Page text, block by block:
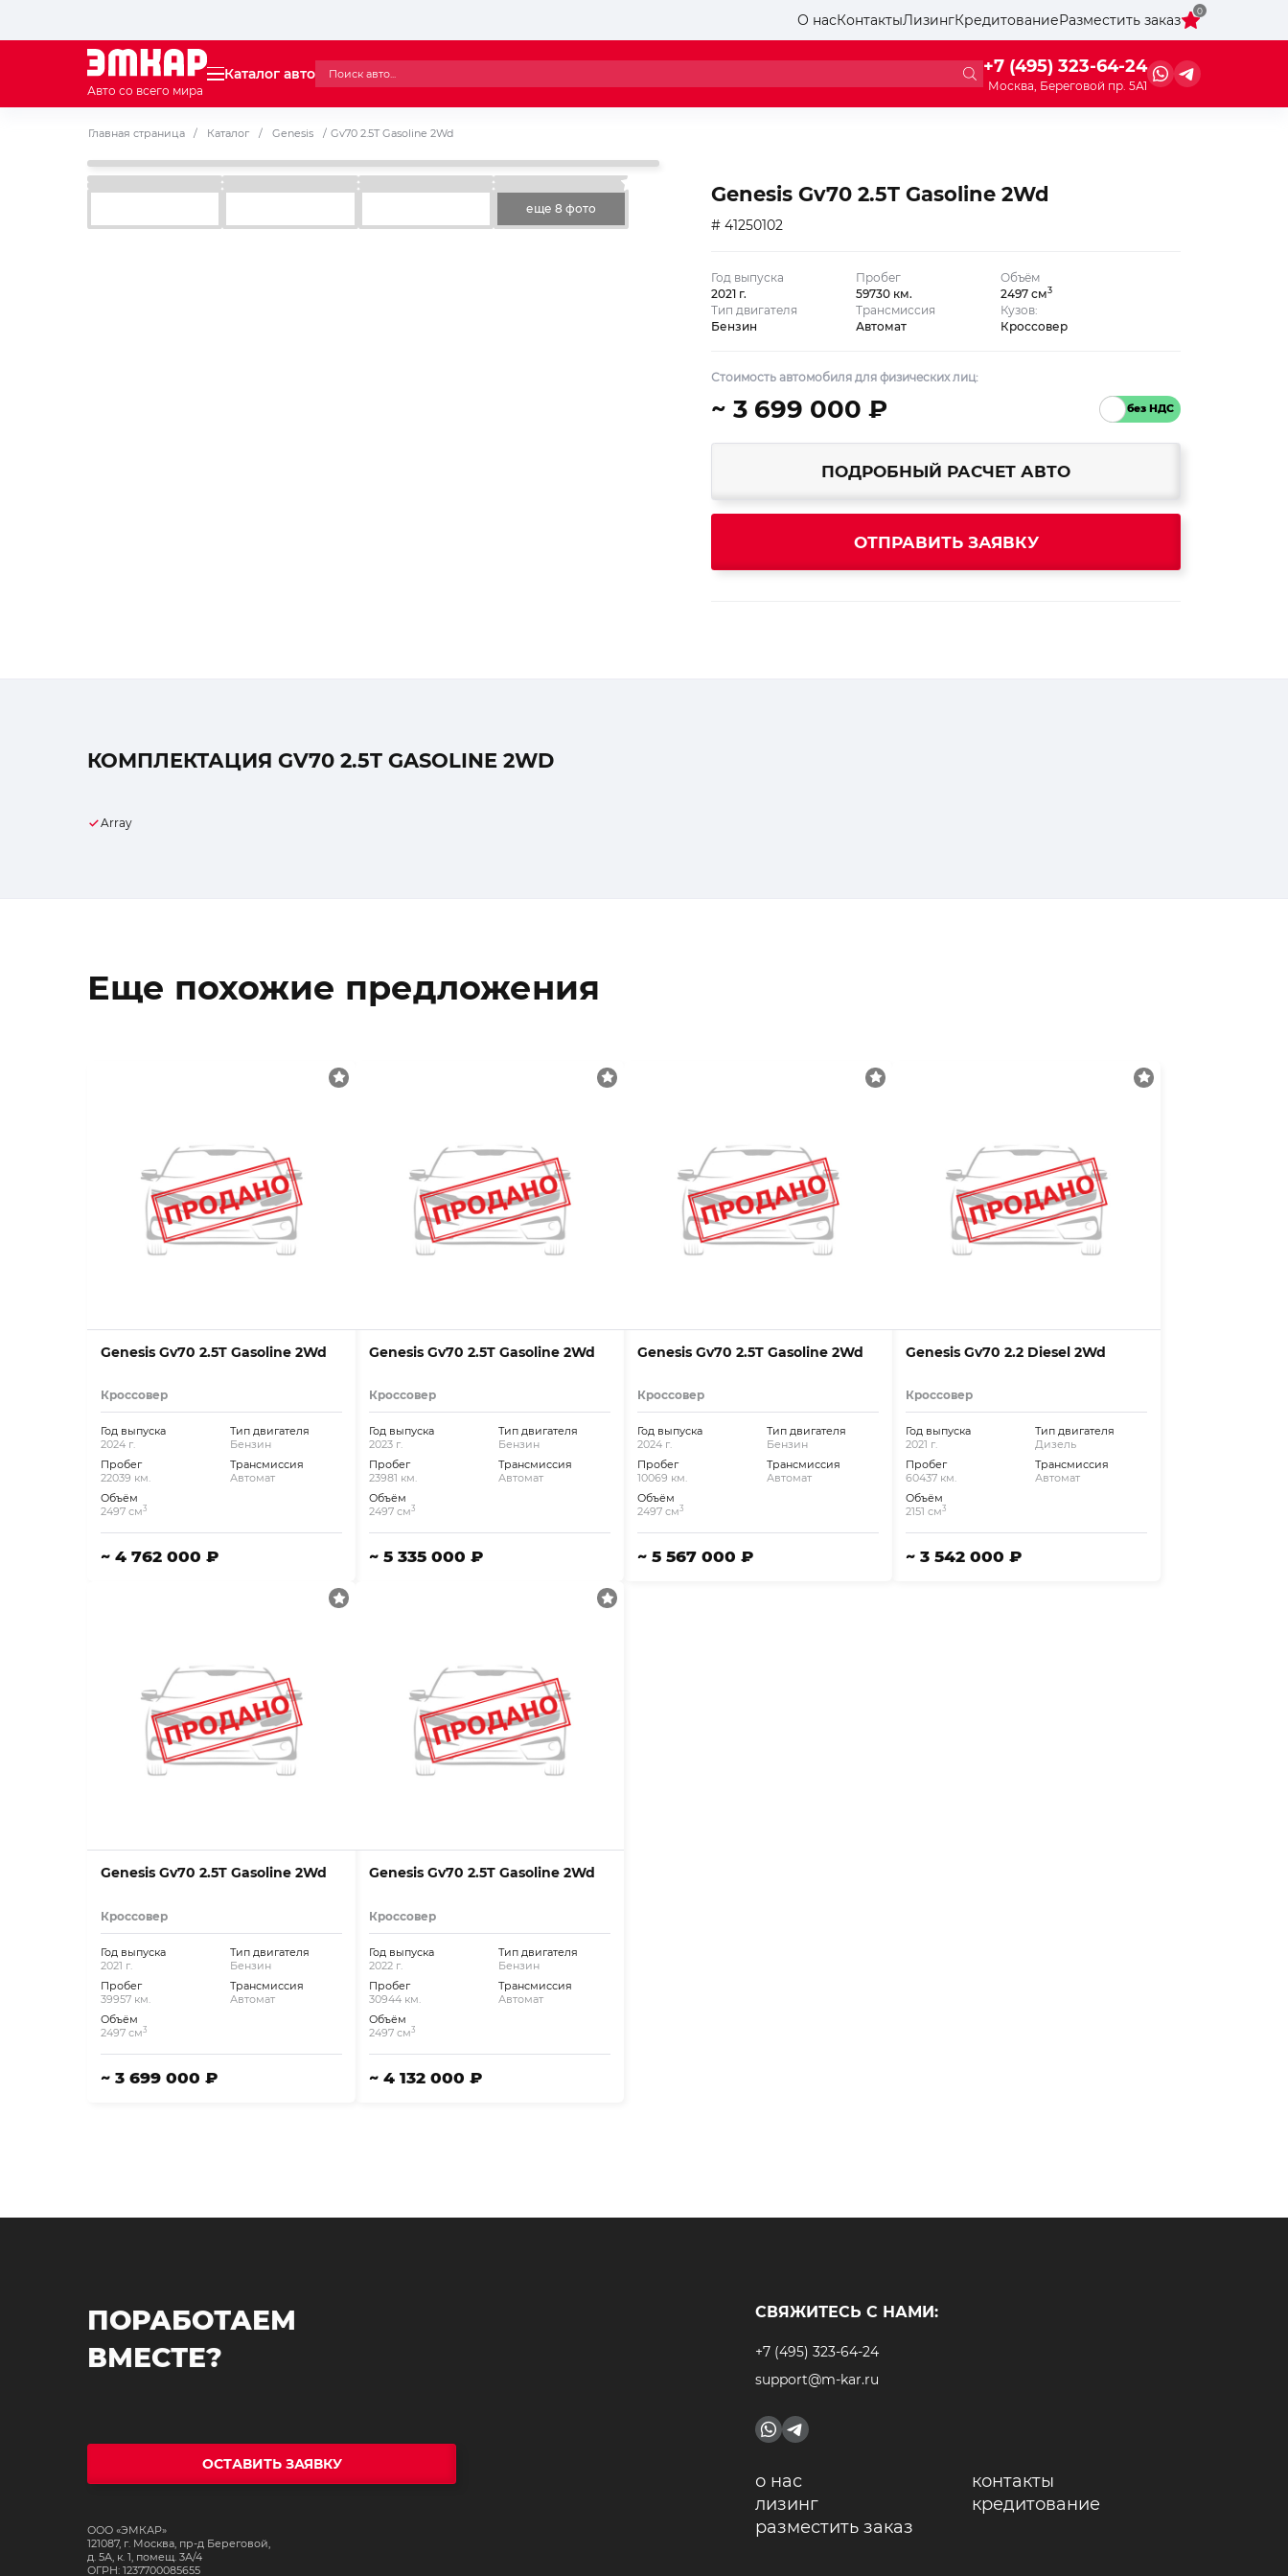
О насКонтактыЛизингКредитованиеРазместить заказ
0
Авто со всего мира
Каталог авто +7 (495) 323-64-24
Москва, Береговой пр. 5А1
Главная страница / Каталог / Genesis / Gv70 2.5T Gasoline 2Wd
еще 8 фото
Genesis Gv70 2.5T Gasoline 2Wd
# 41250102
Год выпуска
2021 г.
Пробег
59730 км.
Объём
2497 см3
Тип двигателя
Бензин
Трансмиссия
Автомат
Кузов:
Кроссовер
Стоимость автомобиля для физических лиц:
~ 3 699 000 ₽
ПОДРОБНЫЙ РАСЧЕТ АВТО
ОТПРАВИТЬ ЗАЯВКУ
КОМПЛЕКТАЦИЯ GV70 2.5T GASOLINE 2WD
Array
Еще похожие предложения
Genesis Gv70 2.5T Gasoline 2Wd
Кроссовер
Год выпуска
2024 г.
Пробег
22039 км.
Объём
2497 см3
Тип двигателя
Бензин
Трансмиссия
Автомат
~ 4 762 000 ₽
Genesis Gv70 2.5T Gasoline 2Wd
Кроссовер
Год выпуска
2023 г.
Пробег
23981 км.
Объём
2497 см3
Тип двигателя
Бензин
Трансмиссия
Автомат
~ 5 335 000 ₽
Genesis Gv70 2.5T Gasoline 2Wd
Кроссовер
Год выпуска
2024 г.
Пробег
10069 км.
Объём
2497 см3
Тип двигателя
Бензин
Трансмиссия
Автомат
~ 5 567 000 ₽
Genesis Gv70 2.2 Diesel 2Wd
Кроссовер
Год выпуска
2021 г.
Пробег
60437 км.
Объём
2151 см3
Тип двигателя
Дизель
Трансмиссия
Автомат
~ 3 542 000 ₽
Genesis Gv70 2.5T Gasoline 2Wd
Кроссовер
Год выпуска
2021 г.
Пробег
39957 км.
Объём
2497 см3
Тип двигателя
Бензин
Трансмиссия
Автомат
~ 3 699 000 ₽
Genesis Gv70 2.5T Gasoline 2Wd
Кроссовер
Год выпуска
2022 г.
Пробег
30944 км.
Объём
2497 см3
Тип двигателя
Бензин
Трансмиссия
Автомат
~ 4 132 000 ₽
ПОРАБОТАЕМ
ВМЕСТЕ?
ОСТАВИТЬ ЗАЯВКУ
ООО «ЭМКАР»
121087, г. Москва, пр-д Береговой,
д. 5А, к. 1, помещ. 3А/4
ОГРН: 1237700085655
СВЯЖИТЕСЬ С НАМИ:
+7 (495) 323-64-24
support@m-kar.ru
о нас
контакты
лизинг
кредитование
разместить заказ